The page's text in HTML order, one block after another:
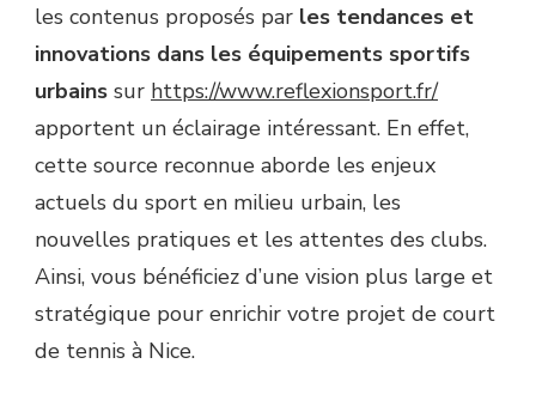
les contenus proposés par les tendances et
innovations dans les équipements sportifs
urbains sur https://www.reflexionsport.fr/
apportent un éclairage intéressant. En effet,
cette source reconnue aborde les enjeux
actuels du sport en milieu urbain, les
nouvelles pratiques et les attentes des clubs.
Ainsi, vous bénéficiez d’une vision plus large et
stratégique pour enrichir votre projet de court
de tennis à Nice.